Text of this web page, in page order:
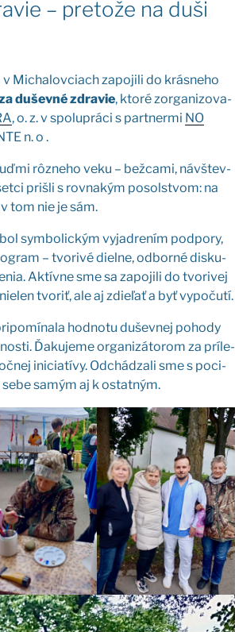
– pretože na duši
Micha­lov­ciach zapo­ji­li do krás­ne­ho
dušev­né zdra­vie, kto­ré zor­ga­ni­zo­va­
, o. z. v spo­lu­prá­ci s par­tner­mi NO
n. o .
rôz­ne­ho veku – bež­ca­mi, náv­štev­
priš­li s rov­na­kým posols­tvom: na
tom nie je sám.
sym­bo­lic­kým vyjad­re­ním pod­po­ry,
– tvo­ri­vé diel­ne, odbor­né dis­ku­
Aktív­ne sme sa zapo­ji­li do tvo­ri­vej
tvo­riť, ale aj zdie­ľať a byť vypo­ču­tí.
hod­no­tu dušev­nej poho­dy
Ďaku­je­me orga­ni­zá­to­rom za prí­le­
ini­cia­tí­vy. Odchá­dza­li sme s poci­
samým aj k ostat­ným.